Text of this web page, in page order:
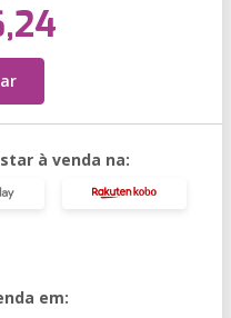
à venda na:
em: